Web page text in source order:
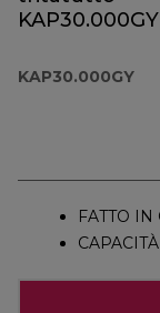
KAP30.000GY
FATTO